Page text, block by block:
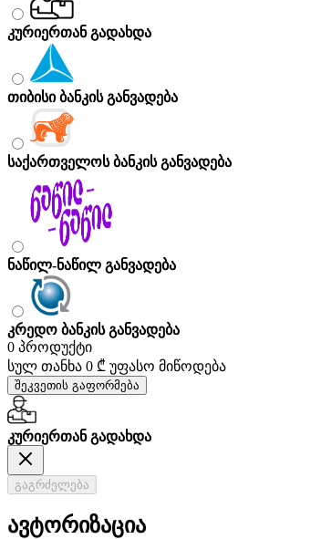
კურიერთან გადახდა
თიბისი ბანკის განვადება
საქართველოს ბანკის განვადება
ნაწილ-ნაწილ განვადება
კრედო ბანკის განვადება
0 პროდუქტი
სულ თანხა 0 ₾ უფასო მიწოდება
შეკვეთის გაფორმება
კურიერთან გადახდა
გაგრძელება
ავტორიზაცია